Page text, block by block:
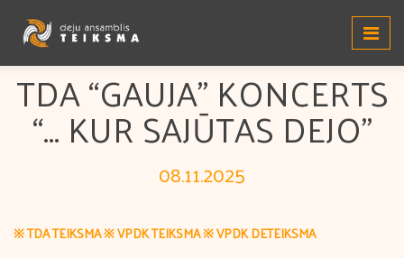
TDA “GAUJA” KONCERTS
“... KUR SAJŪTAS DEJO”
08.11.2025
※ TDA TEIKSMA※ VPDK TEIKSMA※ VPDK DETEIKSMA